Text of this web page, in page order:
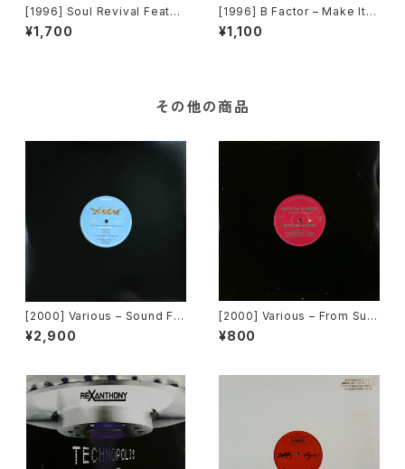
[1996] Soul Revival Featuri
ng Capathia Jenkins – Whe
n The Spirit Moves [Sub-U
¥1,700
[1996] B Factor – Make It B
etter [Eightball Records]
¥1,100
その他の商品
[2000] Various – Sound Fa
ctory Y&Co. / Back To The
"Disco" 〜私もDiscoへ連れ
¥2,900
[2000] Various – From Sup
er Dance Freak Vol. 83 / B
ack To The "Disco" ~私もD
¥800